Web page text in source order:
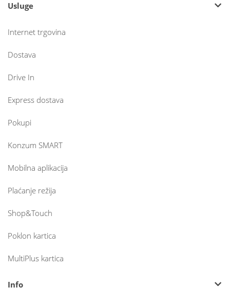
Usluge
Internet trgovina
Dostava
Drive In
Express dostava
Pokupi
Konzum SMART
Mobilna aplikacija
Plaćanje režija
Shop&Touch
Poklon kartica
MultiPlus kartica
Info